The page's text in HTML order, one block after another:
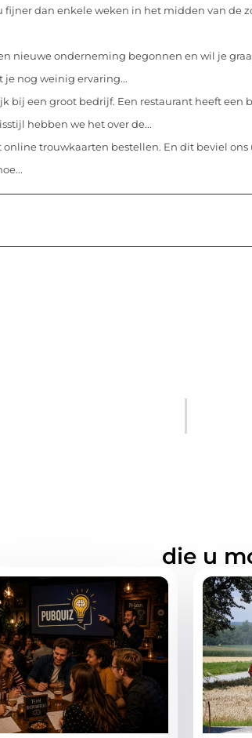
fijner dan enkele weken in het midden van de
nieuwe onderneming begonnen en wil je
je nog weinig ervaring...
bij een groot bedrijf. Een restaurant heeft
hebben we het over de...
trouwkaarten bestellen. En dit beviel
die u